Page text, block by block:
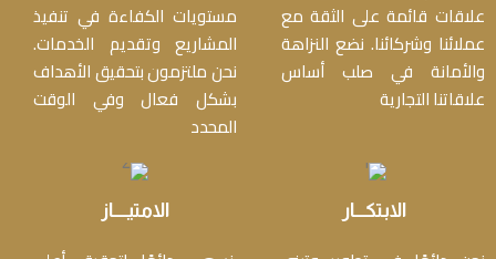
علاقات قائمة على الثقة مع
عملائنا وشركائنا. نضع النزاهة
والأمانة في صلب أساس
علاقاتنا التجارية
مستويات الكفاءة في تنفيذ
المشاريع وتقديم الخدمات.
نحن ملتزمون بتحقيق الأهداف
بشكل فعال وفي الوقت
المحدد
الابتكـــار الامتيــــاز